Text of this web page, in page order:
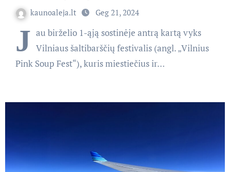
kaunoaleja.lt Geg 21, 2024
J au birželio 1-ąją sostinėje antrą kartą vyks
Vilniaus šaltibarščių festivalis (angl. „Vilnius
Pink Soup Fest“), kuris miestiečius ir…